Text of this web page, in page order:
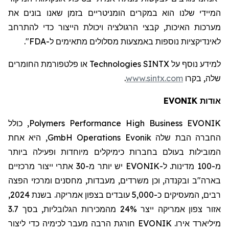
המיידי שלנו הוא במקרים הומניטריים בזמן שאנו בונים את
מערכות האיכות, קבצי הרגולציה ויכולת הייצור כדי להתרחב
לאינדיקציות נוספות באמצעות מסלולים מתאימים ל-FDA"
.
למידע נוסף על SINTX Technologies או פלטפורמת החומרים
שלה, בקרו www.sintx.com
.
אודות EVONIK
EVONIK
Business
High
Performance
Polymers, כולל
החברה הבת שלהEvonik
Operations
GmbH, היא אחת
המובילות בעולם בחברות כימיקלים מיוחדות ופעילה ביותר
מ-100 מדינות. ל-EVONIK יש יותר מ-30 אתרי ייצור מרכזיים
בארה"ב ובקנדה, וכן משרדים, מעבדות, מחסנים ומרכזי הפצה
רבים, המעסיקים כ-5,000 עובדים בצפון אמריקה. בשנת 2024,
אזור צפון אמריקה ייצר 24% מהמכירות הגלובליות, בסך 3.7
מיליארד אירו. EVONIK חורגת הרבה מעבר לכימיה כדי ליצור